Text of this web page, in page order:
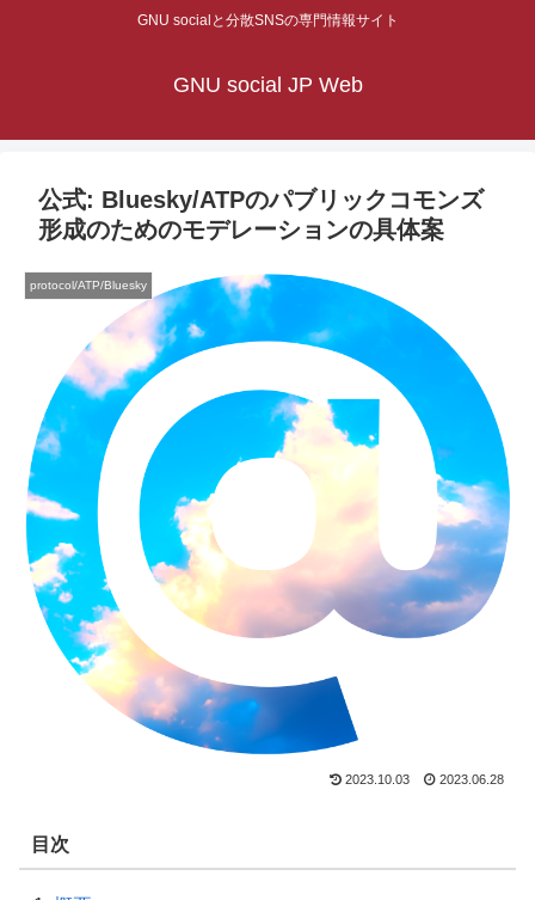
GNU socialと分散SNSの専門情報サイト
GNU social JP Web
公式: Bluesky/ATPのパブリックコモンズ
形成のためのモデレーションの具体案
protocol/ATP/Bluesky
2023.10.03 2023.06.28
目次